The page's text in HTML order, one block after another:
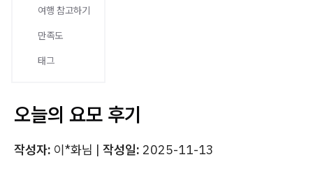
여행 참고하기
만족도
태그
오늘의 요모 후기
작성자: 이*화님 | 작성일: 2025-11-13